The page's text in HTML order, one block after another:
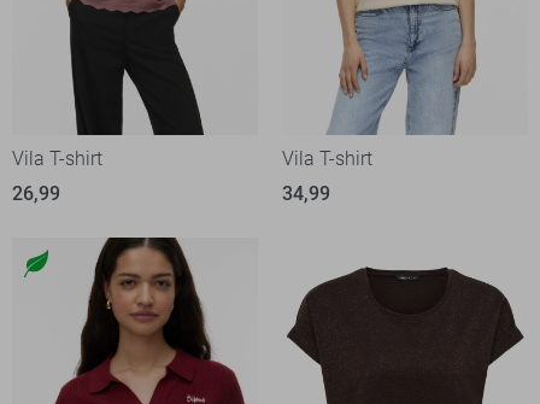
Vila T-shirt
26,99
Vila T-shirt
34,99